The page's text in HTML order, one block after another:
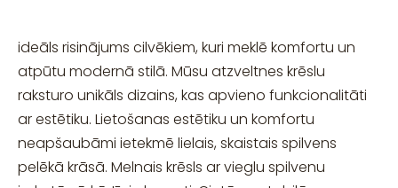
ideāls risinājums cilvēkiem, kuri meklē komfortu un
atpūtu modernā stilā. Mūsu atzveltnes krēslu
raksturo unikāls dizains, kas apvieno funkcionalitāti
ar estētiku. Lietošanas estētiku un komfortu
neapšaubāmi ietekmē lielais, skaistais spilvens
pelēkā krāsā. Melnais krēsls ar vieglu spilvenu